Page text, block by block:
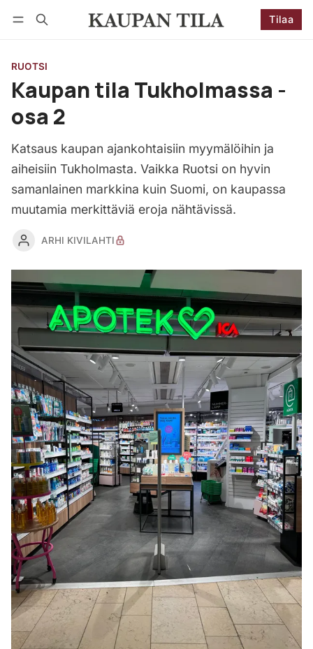
Tilaa
RUOTSI
Kaupan tila Tukholmassa -
osa 2
Katsaus kaupan ajankohtaisiin myymälöihin ja
aiheisiin Tukholmasta. Vaikka Ruotsi on hyvin
samanlainen markkina kuin Suomi, on kaupassa
muutamia merkittäviä eroja nähtävissä.
ARHI KIVILAHTI